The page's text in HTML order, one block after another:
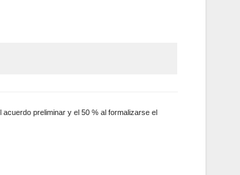
preliminar y el 50 % al formalizarse el